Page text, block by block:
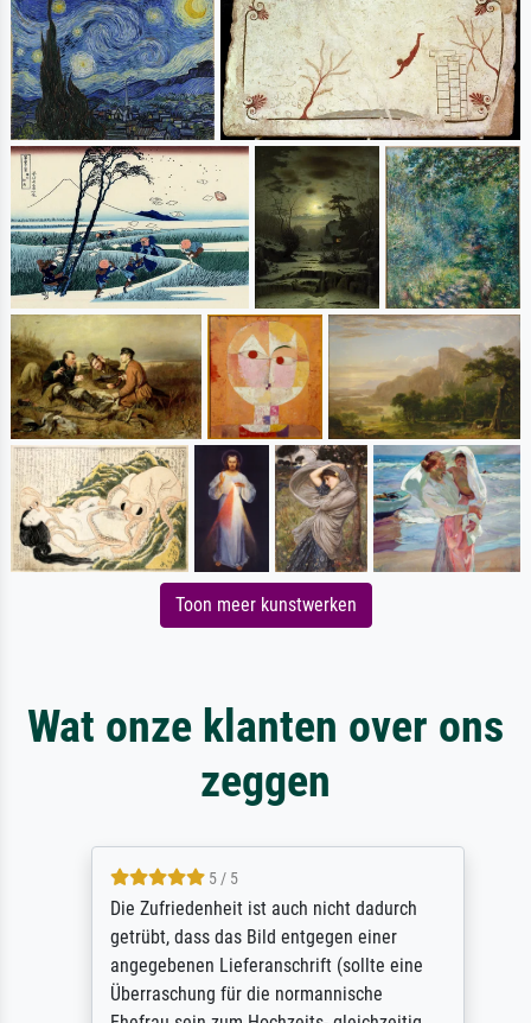
Toon meer kunstwerken
Wat onze klanten over ons
zeggen
5 / 5
Die Zufriedenheit ist auch nicht dadurch
getrübt, dass das Bild entgegen einer
angegebenen Lieferanschrift (sollte eine
Überraschung für die normannische